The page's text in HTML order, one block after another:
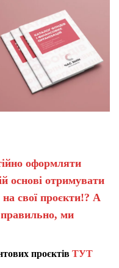
оформляти
основі отримувати
на свої проєкти!? А
ми
проєктівТУТ